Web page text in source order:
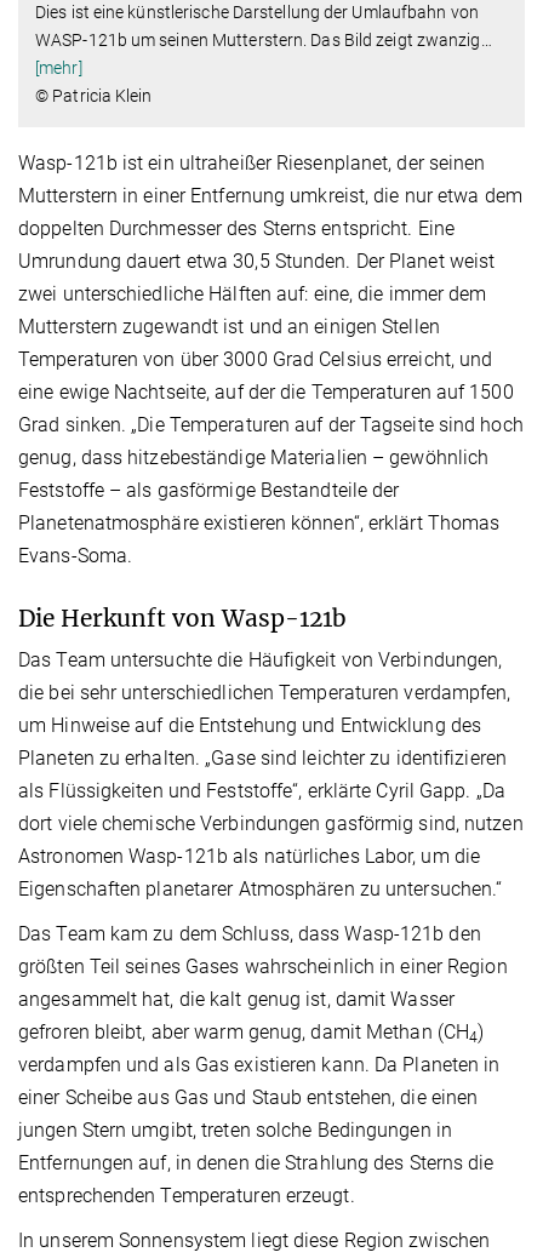
Dies ist eine künstlerische Darstellung der Umlaufbahn von
WASP-121b um seinen Mutterstern. Das Bild zeigt zwanzig
[mehr]
© Patricia Klein
Wasp-121b ist ein ultraheißer Riesenplanet, der seinen
Mutterstern in einer Entfernung umkreist, die nur etwa dem
doppelten Durchmesser des Sterns entspricht. Eine
Umrundung dauert etwa 30,5 Stunden. Der Planet weist
zwei unterschiedliche Hälften auf: eine, die immer dem
Mutterstern zugewandt ist und an einigen Stellen
Temperaturen von über 3000 Grad Celsius erreicht, und
eine ewige Nachtseite, auf der die Temperaturen auf 1500
Grad sinken. „Die Temperaturen auf der Tagseite sind hoch
genug, dass hitzebeständige Materialien – gewöhnlich
Feststoffe – als gasförmige Bestandteile der
Planetenatmosphäre existieren können“, erklärt Thomas
Evans-Soma.
Die Herkunft von Wasp-121b
Das Team untersuchte die Häufigkeit von Verbindungen,
die bei sehr unterschiedlichen Temperaturen verdampfen,
um Hinweise auf die Entstehung und Entwicklung des
Planeten zu erhalten. „Gase sind leichter zu identifizieren
als Flüssigkeiten und Feststoffe“, erklärte Cyril Gapp. „Da
dort viele chemische Verbindungen gasförmig sind, nutzen
Astronomen Wasp-121b als natürliches Labor, um die
Eigenschaften planetarer Atmosphären zu untersuchen.“
Das Team kam zu dem Schluss, dass Wasp-121b den
größten Teil seines Gases wahrscheinlich in einer Region
angesammelt hat, die kalt genug ist, damit Wasser
gefroren bleibt, aber warm genug, damit Methan (CH4)
verdampfen und als Gas existieren kann. Da Planeten in
einer Scheibe aus Gas und Staub entstehen, die einen
jungen Stern umgibt, treten solche Bedingungen in
Entfernungen auf, in denen die Strahlung des Sterns die
entsprechenden Temperaturen erzeugt.
In unserem Sonnensystem liegt diese Region zwischen